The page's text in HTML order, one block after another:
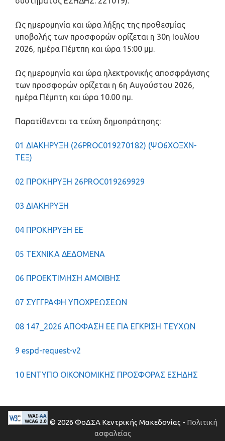
Ως ημερομηνία και ώρα λήξης της προθεσμίας
υποβολής των προσφορών ορίζεται η 30η Ιουλίου
2026, ημέρα Πέμτπη και ώρα 15:00 μμ.
Ως ημερομηνία και ώρα ηλεκτρονικής αποσφράγισης
των προσφορών ορίζεται η 6η Αυγούστου 2026,
ημέρα Πέμπτη και ώρα 10.00 πμ.
Παρατίθενται τα τεύχη δημοπράτησης:
01 ΔΙΑΚΗΡΥΞΗ (26PROC019270182) (ΨΟ6ΧΟΞΧΝ-
ΤΕΞ)
02 ΠΡΟΚΗΡΥΞΗ 26PROC019269929
03 ΔΙΑΚΗΡΥΞΗ
04 ΠΡΟΚΗΡΥΞΗ ΕΕ
05 ΤΕΧΝΙΚΑ ΔΕΔΟΜΕΝΑ
06 ΠΡΟΕΚΤΙΜΗΣΗ ΑΜΟΙΒΗΣ
07 ΣΥΓΓΡΑΦΗ ΥΠΟΧΡΕΩΣΕΩΝ
08 147_2026 ΑΠΟΦΑΣΗ ΕΕ ΓΙΑ ΕΓΚΡΙΣΗ ΤΕΥΧΩΝ
9 espd-request-v2
10 ΕΝΤΥΠΟ ΟΙΚΟΝΟΜΙΚΗΣ ΠΡΟΣΦΟΡΑΣ ΕΣΗΔΗΣ
© 2026 ΦοΔΣΑ Κεντρικής Μακεδονίας - Πολιτική
ασφαλείας